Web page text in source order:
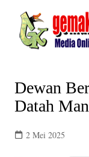
content
Dewan
Datah
2 Mei 2025